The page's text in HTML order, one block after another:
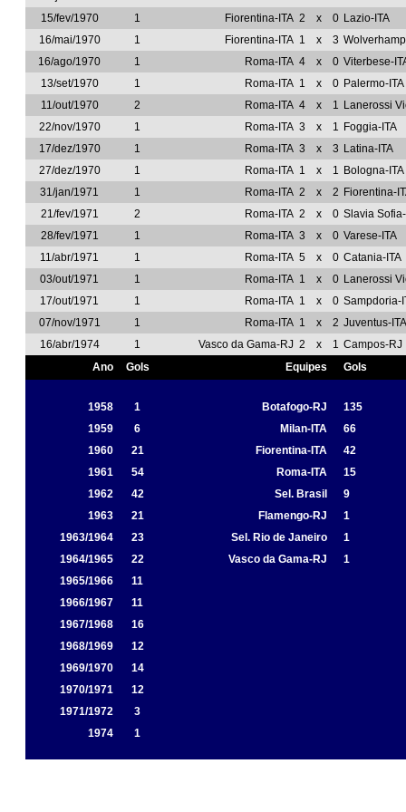
15/fev/1970
1 Fiorentina-ITA 2 x 0 Lazio-ITA
16/mai/1970
1 Fiorentina-ITA 1 x 3
16/ago/1970
1 Roma-ITA 4 x 0 Viterbese-
13/set/1970
1 Roma-ITA 1 x 0 Palermo-ITA
11/out/1970
2 Roma-ITA 4 x 1 Lanerossi
22/nov/1970
1 Roma-ITA 3 x 1 Foggia-ITA
17/dez/1970
1 Roma-ITA 3 x 3 Latina-ITA
27/dez/1970
1 Roma-ITA 1 x 1 Bologna-ITA
31/jan/1971
1 Roma-ITA 2 x 2 Fiorentina-
21/fev/1971
2 Roma-ITA 2 x 0 Slavia
28/fev/1971
1 Roma-ITA 3 x 0 Varese-ITA
11/abr/1971
1 Roma-ITA 5 x 0 Catania-ITA
03/out/1971
1 Roma-ITA 1 x 0 Lanerossi
17/out/1971
1 Roma-ITA 1 x 0 Sampdoria-
07/nov/1971
1 Roma-ITA 1 x 2 Juventus-ITA
16/abr/1974
1 Vasco da Gama-RJ 2 x 1 Campos-RJ
Ano
Gols Equipes Gols
1958 1 Botafogo-RJ
135
1959
6 Milan-ITA
66
1960
21 Fiorentina-ITA
42
1961
54 Roma-ITA
15
1962
42 Sel. Brasil
9
1963
21 Flamengo-RJ
1
1963/1964
23 Sel. Rio de Janeiro
1
1964/1965
22 Vasco da Gama-RJ
1
1965/1966
11
1966/1967
11
1967/1968
16
1968/1969
12
1969/1970
14
1970/1971
12
1971/1972
3
1974
1